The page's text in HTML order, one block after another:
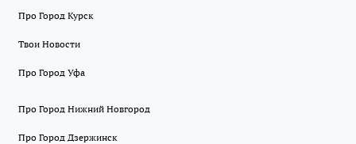
Про Город Курск
Твои Новости
Про Город Уфа
Про Город Нижний Новгород
Про Город Дзержинск